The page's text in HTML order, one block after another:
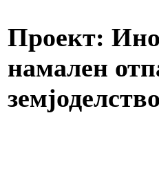
Проект:
намален